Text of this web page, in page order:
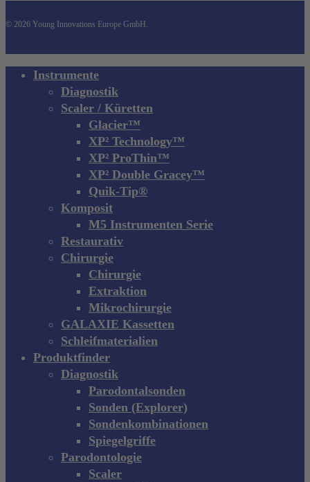
© 2026 Young Innovations Europe GmbH.
Close Instrumente
Diagnostik
Scaler / Küretten
Glacier™
XP² Technology™
XP² ProThin™
XP² Double Gracey™
Quik-Tip®
Komposit
M5 Instrumenten Serie
Restaurativ
Chirurgie
Chirurgie
Extraktion
Mikrochirurgie
GALAXIE Kassetten
Schleifmaterialien
Produktfinder
Diagnostik
Parodontalsonden
Sonden (Explorer)
Sondenkombinationen
Spiegelgriffe
Parodontologie
Scaler